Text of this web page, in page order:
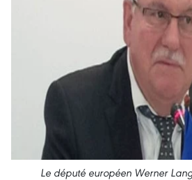
Le député européen Werner